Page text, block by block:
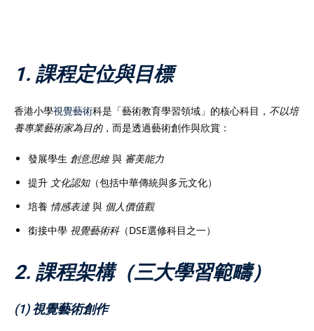
1. 課程定位與目標
香港小學視覺藝術科是「藝術教育學習領域」的核心科目， 不以培
養專業藝術家為目的，而是透過藝術創作與欣賞：
發展學生 創意思維與 審美能力
提升 文化認知（包括中華傳統與多元文化）
培養 情感表達與 個人價值觀
銜接中學 視覺藝術科（DSE選修科目之一）
2. 課程架構（三大學習範疇）
(1) 視覺藝術創作